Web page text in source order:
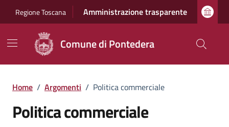
Regione Toscana Amministrazione trasparente
Comune di Pontedera
Home / Argomenti / Politica commerciale
Politica commerciale